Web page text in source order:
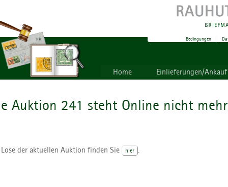
Bedingungen|
Home Einlieferungen/Ankauf
Auktion 241 steht Online nicht
der aktuellen Auktion finden Sie hier